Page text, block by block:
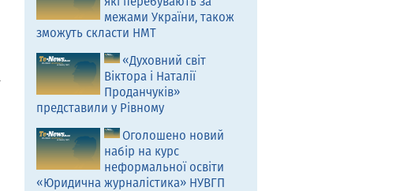
межами України, також
зможуть скласти НМТ
«Духовний світ
Віктора і Наталії
Проданчуків»
представили у Рівному
Оголошено новий
набір на курс
неформальної освіти
«Юридична журналістика» НУВГП